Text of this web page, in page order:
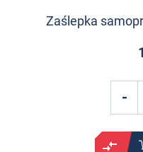
Zaślepka